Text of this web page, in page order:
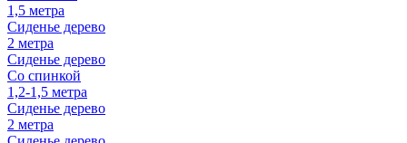
1,5 метра
Сиденье дерево
2 метра
Сиденье дерево
Со спинкой
1,2-1,5 метра
Сиденье дерево
2 метра